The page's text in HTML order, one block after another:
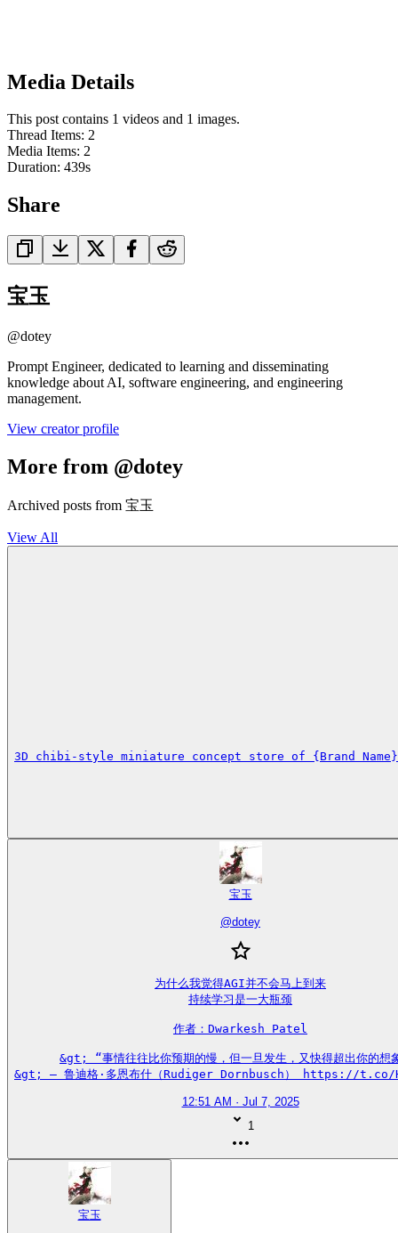
Media Details
This post contains 1 videos and 1 images.
Thread Items: 2
Media Items: 2
Duration: 439s
Share
宝玉
@dotey
Prompt Engineer, dedicated to learning and disseminating
knowledge about AI, software engineering, and engineering
management.
View creator profile
More from @dotey
Archived posts from 宝玉
View All
3D chibi-style miniature concept store of {Brand
宝玉
@dotey
为什么我觉得AGI并不会马上到来
持续学习是一大瓶颈
作者：Dwarkesh Patel
&gt; “事情往往比你预期的慢，但一旦发生，又快得超出你的想
&gt; — 鲁迪格·多恩布什（Rudiger Dornbusch） https://t.co/
12:51 AM · Jul 7, 2025
1
宝玉